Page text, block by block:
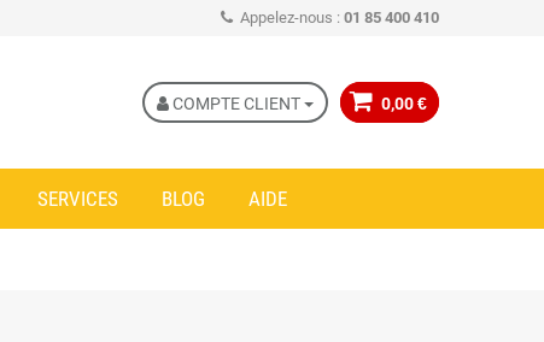
Appelez-nous : 01 85 400 410
0,00 €
COMPTE CLIENT
SERVICES BLOG AIDE